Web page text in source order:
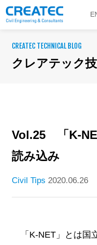
CREATEC TECHNICAL BLOG
クレアテック
Vol.25 「K-
読み込み
Civil Tips 2020.06.26
「K-NET」とは国